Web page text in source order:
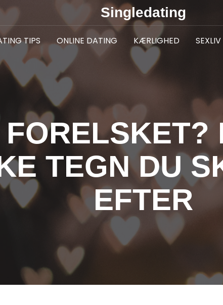
Singledating
TIPS ONLINE DATING KÆRLIGHED SEXLIV
FORELSKET?
TEGN DU
EFTER